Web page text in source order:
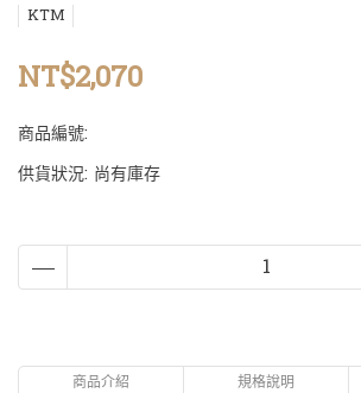
KTM
NT$2,070
商品編號:
供貨狀況: 尚有庫存
商品介紹 規格說明